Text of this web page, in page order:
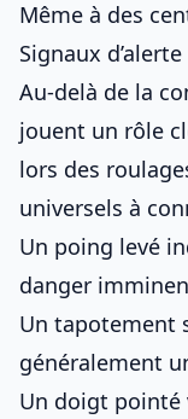
Même à des
Signaux
Au-delà de la
jouent un rôle
lors des
universels à
Un poing levé
danger
Un tapotement
généralement
Un doigt pointé